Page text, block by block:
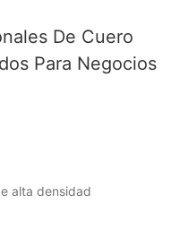
De Cuero
Para Negocios
alta densidad